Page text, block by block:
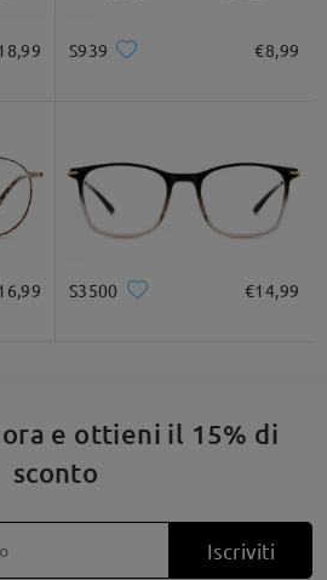
S939 €8,99
S3500 €14,99
e ottieni il 15% di
sconto
Iscriviti